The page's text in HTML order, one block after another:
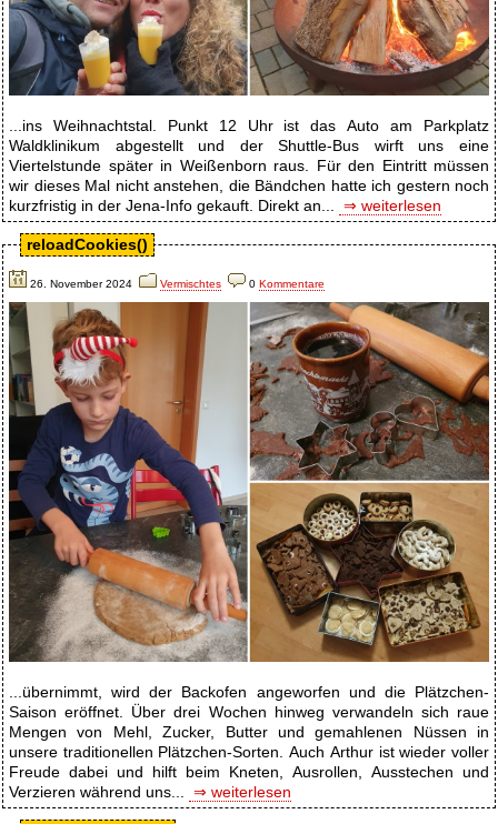
...ins Weihnachtstal. Punkt 12 Uhr ist das Auto am Parkplatz
Waldklinikum abgestellt und der Shuttle-Bus wirft uns eine
Viertelstunde später in Weißenborn raus. Für den Eintritt müssen
wir dieses Mal nicht anstehen, die Bändchen hatte ich gestern noch
kurzfristig in der Jena-Info gekauft. Direkt an...
⇒ weiterlesen
reloadCookies()
26. November 2024 Vermischtes 0 Kommentare
...übernimmt, wird der Backofen angeworfen und die Plätzchen-
Saison eröffnet. Über drei Wochen hinweg verwandeln sich raue
Mengen von Mehl, Zucker, Butter und gemahlenen Nüssen in
unsere traditionellen Plätzchen-Sorten. Auch Arthur ist wieder voller
Freude dabei und hilft beim Kneten, Ausrollen, Ausstechen und
Verzieren während uns...
⇒ weiterlesen